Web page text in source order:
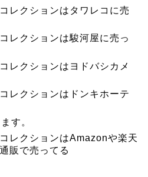
レクションはタワレコに売
レクションは駿河屋に売っ
レクションはヨドバシカメ
レクションはドンキホーテ
す。
レクションはAmazonや楽天
販で売ってる